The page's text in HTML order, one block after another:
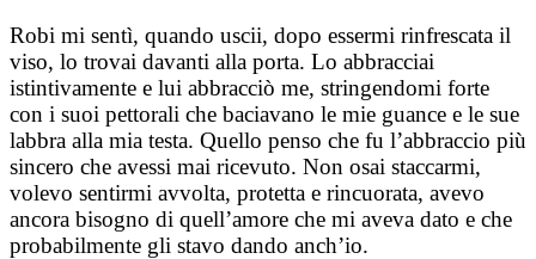
Robi mi sentì, quando uscii, dopo essermi rinfrescata il
viso, lo trovai davanti alla porta. Lo abbracciai
istintivamente e lui abbracciò me, stringendomi forte
con i suoi pettorali che baciavano le mie guance e le sue
labbra alla mia testa. Quello penso che fu l’abbraccio più
sincero che avessi mai ricevuto. Non osai staccarmi,
volevo sentirmi avvolta, protetta e rincuorata, avevo
ancora bisogno di quell’amore che mi aveva dato e che
probabilmente gli stavo dando anch’io.